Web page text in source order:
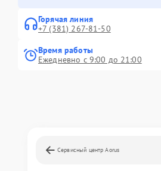
Горячая линия
+7 (381) 267-81-50
Время работы
Ежедневно с 9:00 до 21:00
Сервисный центр Aorus